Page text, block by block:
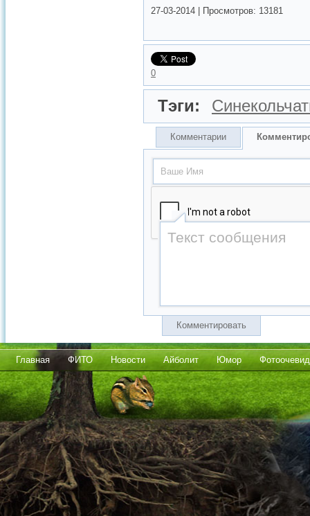
27-03-2014 Просмотров: 13181
0
Тэги:
Комментарии
Комментировать
Главная ФИТО Новости Айболит Юмор